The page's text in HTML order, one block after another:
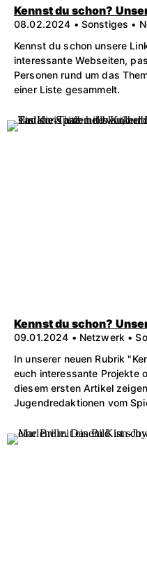
Kennst du schon?
08.02.2024 • Sonstiges •
Kennst du schon unsere
interessante Webseiten,
Personen rund um das
einer Liste gesammelt.
Kennst du schon?
09.01.2024 • Netzwerk •
In unserer neuen Rubrik
euch interessante Projekte
diesem ersten Artikel
Jugendredaktionen vom